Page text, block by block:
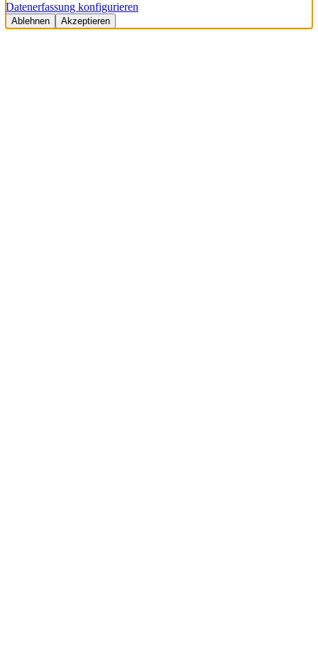
Datenerfassung konfigurieren
Ablehnen Akzeptieren